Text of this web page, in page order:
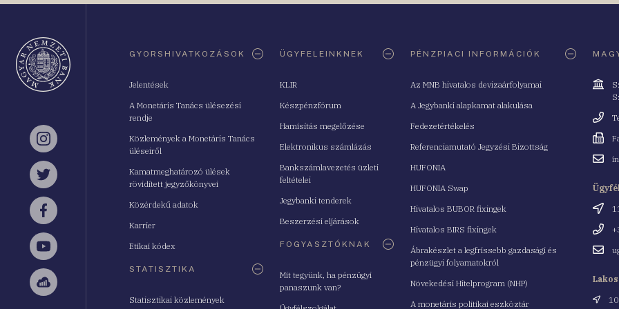
Instagram
Twitter
Facebook
YouTube
Sellsy
GYORSHIVATKOZÁSOK
Jelentések
A Monetáris Tanács ülésezési
rendje
Közlemények a Monetáris Tanács
üléseiről
Kamatmeghatározó ülések
rövidített jegyzőkönyvei
Közérdekű adatok
Karrier
Etikai kódex
STATISZTIKA
Statisztikai közlemények
ÜGYFELEINKNEK
KLIR
Készpénzfórum
Hamisítás megelőzése
Elektronikus számlázás
Bankszámlavezetés üzleti
feltételei
Jegybanki tenderek
Beszerzési eljárások
FOGYASZTÓKNAK
Mit tegyünk, ha pénzügyi
panaszunk van?
PÉNZPIACI INFORMÁCIÓK
Az MNB hivatalos devizaárfolyamai
A Jegybanki alapkamat alakulása
Fedezetértékelés
Referenciamutató Jegyzési Bizottság
HUFONIA
HUFONIA Swap
Hivatalos BUBOR fixingek
Hivatalos BIRS fixingek
Ábrakészlet a legfrissebb gazdasági és
pénzügyi folyamatokról
Növekedési Hitelprogram (NHP)
A monetáris politikai eszköztár
Cím
Fax
Email
Cím
Email
Cím